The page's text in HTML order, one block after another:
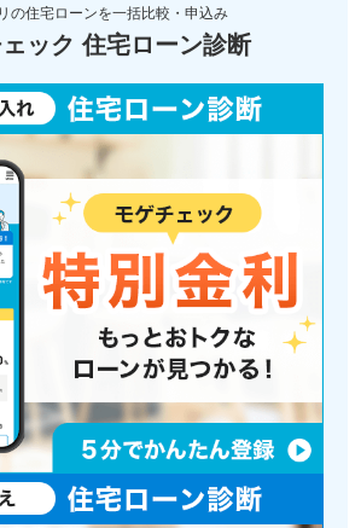
の住宅ローンを一括比較・申込み
ック 住宅ローン診断